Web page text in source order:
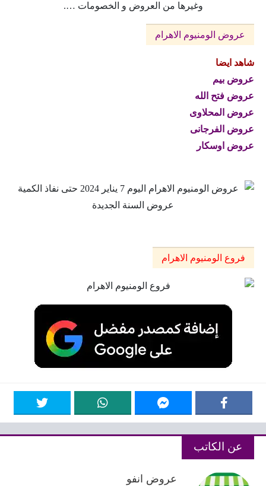
وغيرها من العروض و الخصومات ….
عروض الومنيوم الاهرام
شاهد ايضا
عروض بيم
عروض فتح الله
عروض المحلاوى
عروض الفرجانى
عروض اوسكار
فروع الومنيوم الاهرام
عن الكاتب
عروض انفو